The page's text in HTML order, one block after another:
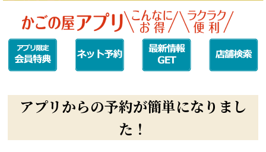
アプリからの予約が簡単になりまし
た！